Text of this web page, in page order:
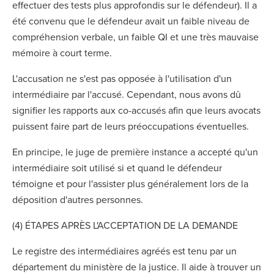
effectuer des tests plus approfondis sur le défendeur). Il a
été convenu que le défendeur avait un faible niveau de
compréhension verbale, un faible QI et une très mauvaise
mémoire à court terme.
L'accusation ne s'est pas opposée à l'utilisation d'un
intermédiaire par l'accusé. Cependant, nous avons dû
signifier les rapports aux co-accusés afin que leurs avocats
puissent faire part de leurs préoccupations éventuelles.
En principe, le juge de première instance a accepté qu'un
intermédiaire soit utilisé si et quand le défendeur
témoigne et pour l'assister plus généralement lors de la
déposition d'autres personnes.
(4) ÉTAPES APRÈS L'ACCEPTATION DE LA DEMANDE
Le registre des intermédiaires agréés est tenu par un
département du ministère de la justice. Il aide à trouver un